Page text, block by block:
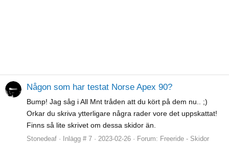
Någon som har testat Norse Apex 90?
Bump! Jag såg i All Mnt tråden att du kört på dem nu.. ;)
Orkar du skriva ytterligare några rader vore det uppskattat!
Finns så lite skrivet om dessa skidor än.
Stonedeaf Inlägg # 7 2023-02-26 Forum: Freeride - Skidor